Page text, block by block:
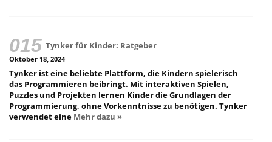
Tynker für Kinder: Ratgeber
Oktober 18, 2024
Tynker ist eine beliebte Plattform, die Kindern spielerisch
das Programmieren beibringt. Mit interaktiven Spielen,
Puzzles und Projekten lernen Kinder die Grundlagen der
Programmierung, ohne Vorkenntnisse zu benötigen. Tynker
verwendet eine Mehr dazu »